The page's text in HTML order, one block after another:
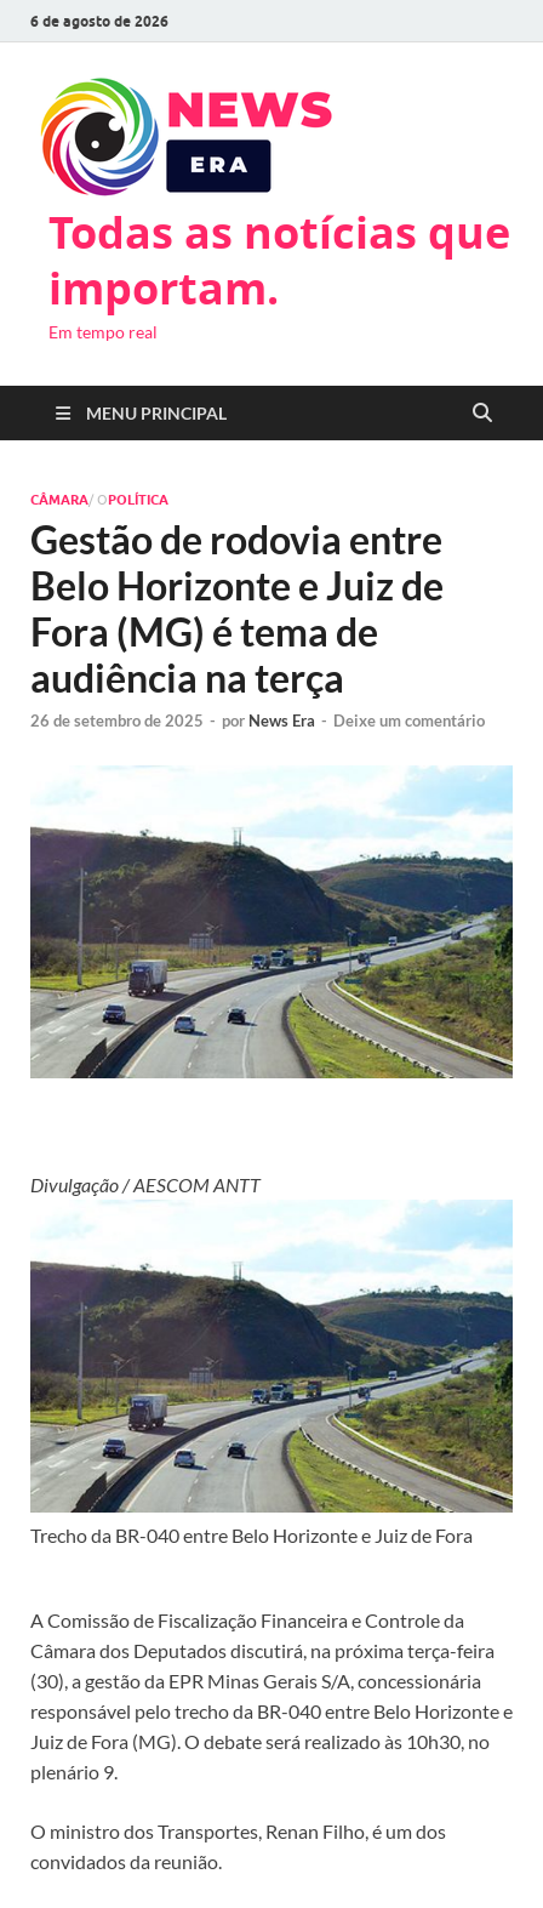
6 de agosto de 2026
Todas as notícias que
importam.
Em tempo real
MENU PRINCIPAL
CÂMARA/ OPOLÍTICA
Gestão de rodovia entre
Belo Horizonte e Juiz de
Fora (MG) é tema de
audiência na terça
26 de setembro de 2025 - por News Era - Deixe um comentário
Divulgação / AESCOM ANTT
Trecho da BR-040 entre Belo Horizonte e Juiz de Fora
A Comissão de Fiscalização Financeira e Controle da
Câmara dos Deputados discutirá, na próxima terça-feira
(30), a gestão da EPR Minas Gerais S/A, concessionária
responsável pelo trecho da BR-040 entre Belo Horizonte e
Juiz de Fora (MG). O debate será realizado às 10h30, no
plenário 9.
O ministro dos Transportes, Renan Filho, é um dos
convidados da reunião.